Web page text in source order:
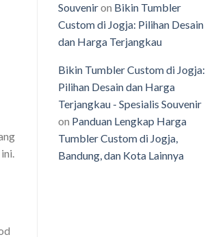
Souveniron Bikin Tumbler
Custom di Jogja: Pilihan Desain
dan Harga Terjangkau
Bikin Tumbler Custom di Jogja:
Pilihan Desain dan Harga
Terjangkau - Spesialis Souvenir
on Panduan Lengkap Harga
Tumbler Custom di Jogja,
Bandung, dan Kota Lainnya